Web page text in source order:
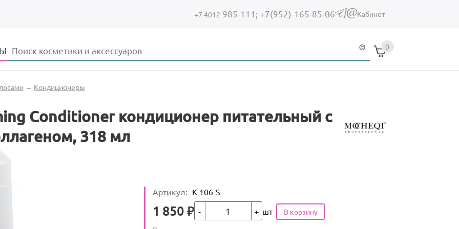
+7 4012 985-111; +7(952)-165-85-06 (link sends e-mail)
Кабинет
Форма поиска
Поиск 0
→ Кондиционеры
Conditioner кондиционер питательный с
318 мл
Артикул: K-106-S
Цена
1 850 ₽Кол-во шт